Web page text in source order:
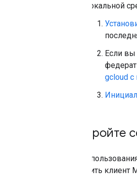
локальной
Если вы
gcloud
Настройте
Для
настроить